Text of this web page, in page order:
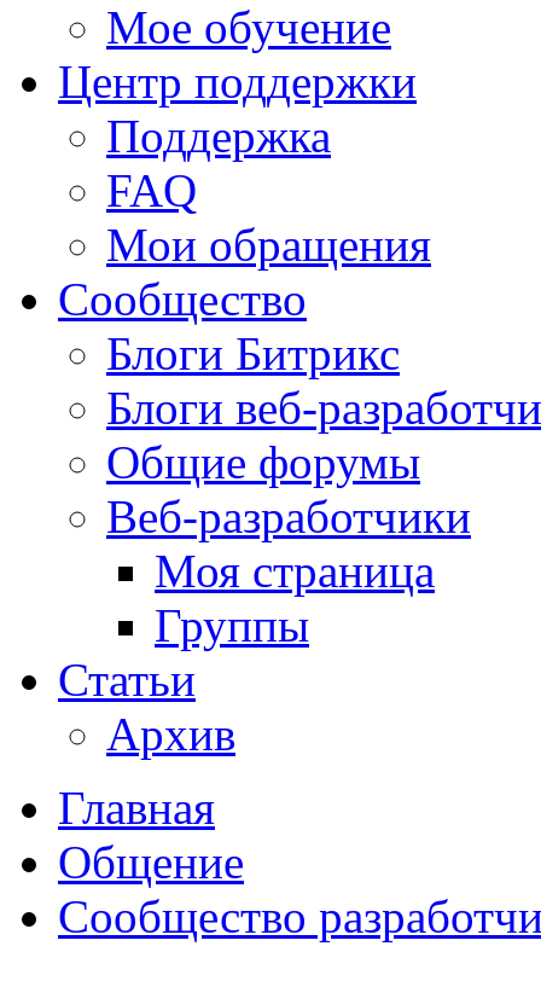
Мое обучение
Центр поддержки
Поддержка
FAQ
Мои обращения
Сообщество
Блоги Битрикс
Блоги веб-
Общие форумы
Веб-разработчики
Моя страница
Группы
Статьи
Архив
Главная
Общение
Сообщество